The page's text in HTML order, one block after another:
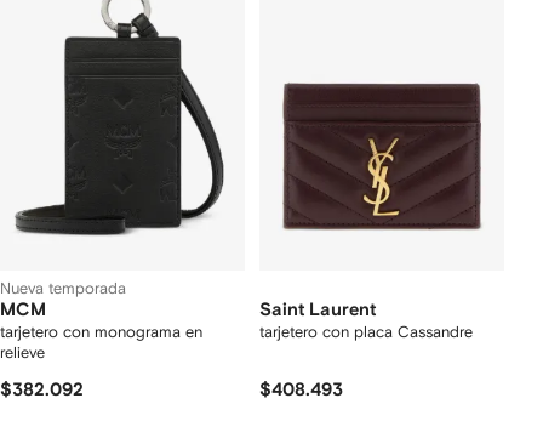
Nueva temporada
MCM
tarjetero con monograma en
relieve
$382.092
Saint Laurent
tarjetero con placa Cassandre
$408.493